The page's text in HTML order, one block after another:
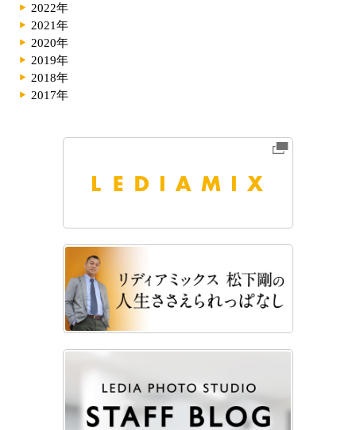
2022年
2021年
2020年
2019年
2018年
2017年